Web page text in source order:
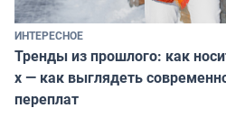
ИНТЕРЕСНОЕ
Тренды из прошлого: как
х — как выглядеть
переплат